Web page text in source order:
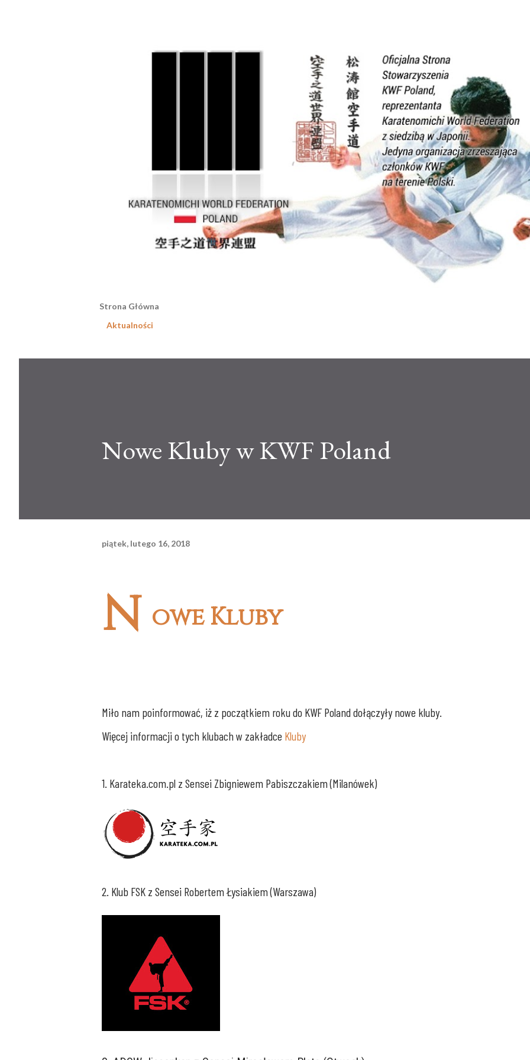
Strona Główna
Aktualności
Nowe Kluby w KWF Poland
piątek, lutego 16, 2018
N owe Kluby
Miło nam poinformować, iż z początkiem roku do KWF Poland dołączyły nowe kluby.
Więcej informacji o tych klubach w zakładce Kluby
1. Karateka.com.pl z Sensei Zbigniewem Pabiszczakiem (Milanówek)
2. Klub FSK z Sensei Robertem Łysiakiem (Warszawa)